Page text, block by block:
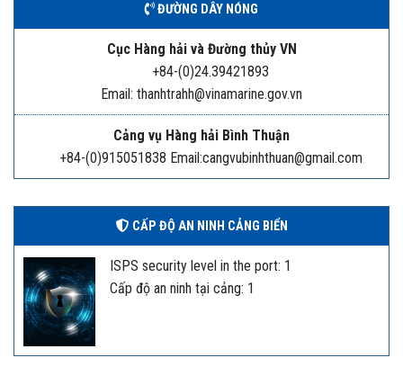
ĐƯỜNG DÂY NÓNG
Cục Hàng hải và Đường thủy VN
+84-(0)24.39421893
Email: thanhtrahh@vinamarine.gov.vn
Cảng vụ Hàng hải Bình Thuận
+84-(0)915051838 Email:cangvubinhthuan@gmail.com
CẤP ĐỘ AN NINH CẢNG BIỂN
ISPS security level in the port: 1
Cấp độ an ninh tại cảng: 1